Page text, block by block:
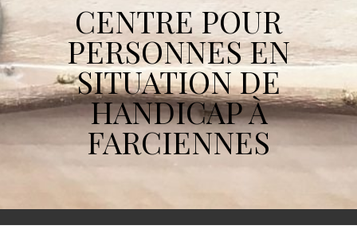
CENTRE POUR
PERSONNES EN
SITUATION DE
HANDICAP À
FARCIENNES